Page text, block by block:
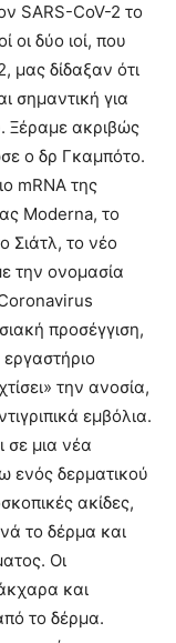
SARS-CoV-2 το
οι δύο ιοί, που
μας δίδαξαν ότι
σημαντική για
Ξέραμε ακριβώς
ο δρ Γκαμπότο.
mRNA της
Moderna, το
Σιάτλ, το νέο
την ονομασία
προσέγγιση,
την ανοσία,
εμβόλια.
σε μια νέα
ενός δερματικού
ακίδες,
το δέρμα και
Οι
και
το δέρμα.